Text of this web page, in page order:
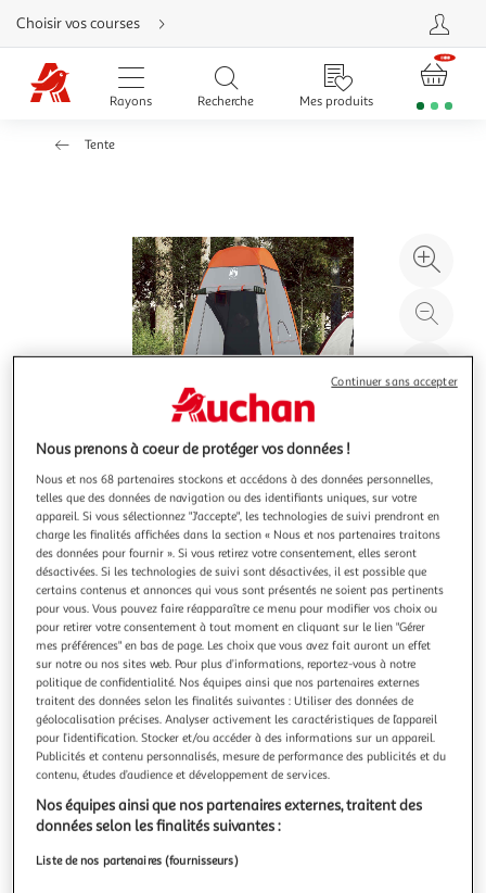
Aller
directement
au
contenu
Aller
directement
Aller
Choisir vos courses
Rayons Recherche Mes produits
Tente
à
100
le
Illustration
précédente
Illustration
suivante
VIDAXL
Tente d'intimite gris et orange escamotable
impermeable
Cette tente d'intimite est un equipement indispensable qui
offre une bonne protection de l'intimite pour les activites
de plein air. Conception impermeable sur tout le pourtour :
cette tente de camping, fabriquee en polyester avec un
revetement en PU, est impermeable et resistante au vent. Le
tapis
En savoir +
Vendu parMultishop
Livraison dès 5/6 jours
Plus d'options
Vendu par Multishop
Nous prenons à coeur de protéger vos données !
Nous et nos 68 partenaires stockons et accédons à des données personnelles,
telles que des données de navigation ou des identifiants uniques, sur votre
appareil. Si vous sélectionnez "J'accepte", les technologies de suivi prendront en
charge les finalités affichées dans la section « Nous et nos partenaires traitons
des données pour fournir ». Si vous retirez votre consentement, elles seront
désactivées. Si les technologies de suivi sont désactivées, il est possible que
certains contenus et annonces qui vous sont présentés ne soient pas pertinents
pour vous. Vous pouvez faire réapparaître ce menu pour modifier vos choix ou
pour retirer votre consentement à tout moment en cliquant sur le lien "Gérer
mes préférences" en bas de page. Les choix que vous avez fait auront un effet
sur notre ou nos sites web. Pour plus d’informations, reportez-vous à notre
politique de confidentialité. Nos équipes ainsi que nos partenaires externes
traitent des données selon les finalités suivantes : Utiliser des données de
géolocalisation précises. Analyser activement les caractéristiques de l’appareil
pour l’identification. Stocker et/ou accéder à des informations sur un appareil.
Publicités et contenu personnalisés, mesure de performance des publicités et du
contenu, études d’audience et développement de services.
Nos équipes ainsi que nos partenaires externes, traitent des
données selon les finalités suivantes :
Liste de nos partenaires (fournisseurs)
Continuer sans accepter